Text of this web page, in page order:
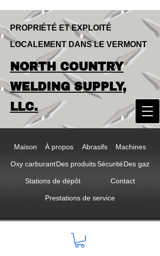
LOCALLY OWNED & OPERATED IN
VERMONT
NORTH COUNTRY
WELDING SUPPLY,
LLC
PROPRIÉTÉ ET EXPLOITÉ
LOCALEMENT DANS LE VERMONT
NORTH COUNTRY
WELDING SUPPLY,
LLC.
Maison À propos Abrasifs Machines
Oxy carburantDes produitsSécuritéDes gaz
Stations de dépôt Contact
Prestations de service